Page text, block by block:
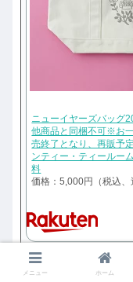
ニューイヤーズバッグ
他商品と同梱不可※お
売終了となり、再販予
ンティー・ティールー
料
価格：5,000円（税込、
メニュー ホーム